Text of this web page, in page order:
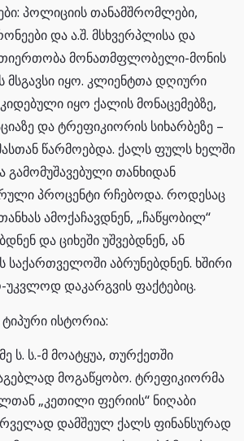
პოლიციის თანამშრომლები,
და ა.შ. მსხვერპლისა და
მონათმფლობელი-მონის
მსგავსი იყო. კლიენტთა დღიური
იყო ქალის მონაცემებზე,
და ტრეფიკიორის სიხარბეზე –
წარმოებდა. ქალს ფულს ხელში
თანხიდან
პროცენტი რჩებოდა. როდესაც
ამოქაჩავდნენ, „ჩაწყობილ“
და ციხეში უშვებდნენ, ან
აბრუნებდნენ. ხშირი
უკვლოდ დაკარგვის ფაქტებიც.
ისტორია:
ს. ს.-მ მოატყუა, თურქეთში
მოგაწყობო. ტრეფიკიორმა
„კეთილი ფერიის“ ნიღაბი
დამშეულ ქალს ფინანსურად